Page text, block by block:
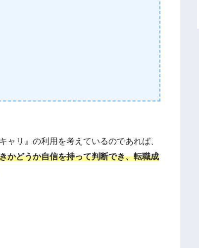
ャリ』 の利用 を考えているのであれば、
かどうか自信を持って判断でき、転職成